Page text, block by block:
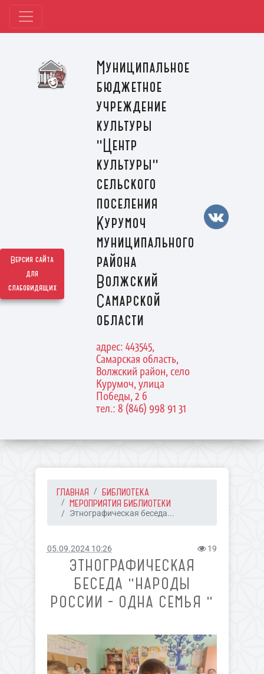
Версия сайта
для
слабовидящих
Муниципальное
бюджетное
учреждение
культуры
"Центр
культуры"
сельского
поселения
Курумоч
муниципального
района
Волжский
Самарской
области
адрес: 443545,
Самарская область,
Волжский район, село
Курумоч, улица
Победы, 2 б
тел.: 8 (846) 998 91 31
ГЛАВНАЯ
БИБЛИОТЕКА
МЕРОПРИЯТИЯ БИБЛИОТЕКИ
Этнографическая беседа...
05.09.2024 10:26 19
ЭТНОГРАФИЧЕСКАЯ
БЕСЕДА "НАРОДЫ
РОССИИ - ОДНА СЕМЬЯ "